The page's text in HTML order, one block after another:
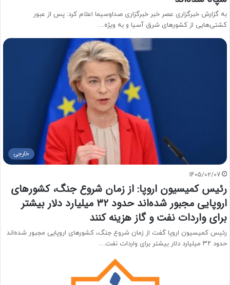
به گزارش خبرگزاری عصر خبر خبرگزاری صداوسیما اعلام کرد: پس از عبور
کشتی‌هایی از کشورهای شرق آسیا و به ویژه…
خارجی
1405/02/07
رئیس کمیسیون اروپا: از زمان شروع جنگ، کشور‌های
اروپایی مجبور شده‌اند حدود ۳۲ میلیارد دلار بیشتر
برای واردات نفت و گاز هزینه کنند
رئیس کمیسیون اروپا گفت از زمان شروع جنگ، کشورهای اروپایی مجبور شده‌اند
حدود ۳۲ میلیارد دلار بیشتر برای واردات نفت…